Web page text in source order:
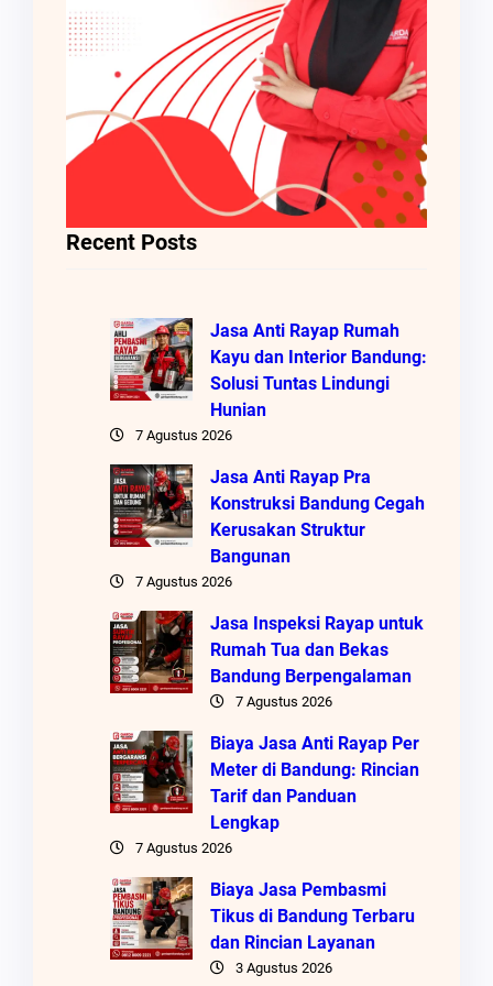
Recent Posts
Jasa Anti Rayap Rumah
Kayu dan Interior Bandung:
Solusi Tuntas Lindungi
Hunian
7 Agustus 2026
Jasa Anti Rayap Pra
Konstruksi Bandung Cegah
Kerusakan Struktur
Bangunan
7 Agustus 2026
Jasa Inspeksi Rayap untuk
Rumah Tua dan Bekas
Bandung Berpengalaman
7 Agustus 2026
Biaya Jasa Anti Rayap Per
Meter di Bandung: Rincian
Tarif dan Panduan
Lengkap
7 Agustus 2026
Biaya Jasa Pembasmi
Tikus di Bandung Terbaru
dan Rincian Layanan
3 Agustus 2026